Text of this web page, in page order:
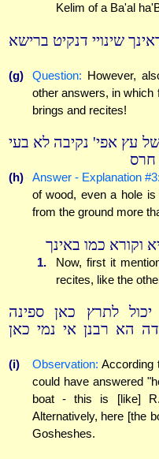
Kelim of a Ba'al
שינויי דנקיט ברישא
(g) Question: However,
other answers, in which
brings and recites!
עץ אפי' נקיבה לא בעי
חרס
(h) Answer - Explanation #3:
of wood, even a hole
from the ground more
וקורא כמו באינך
1.
Now, first it
recites, like the
יכול לתרץ כאן ספינה
הא רבנן אי נמי כאן
(i) Observation: According
could have answered
boat - this is [like]
Alternatively, here [the
Gosheshes.